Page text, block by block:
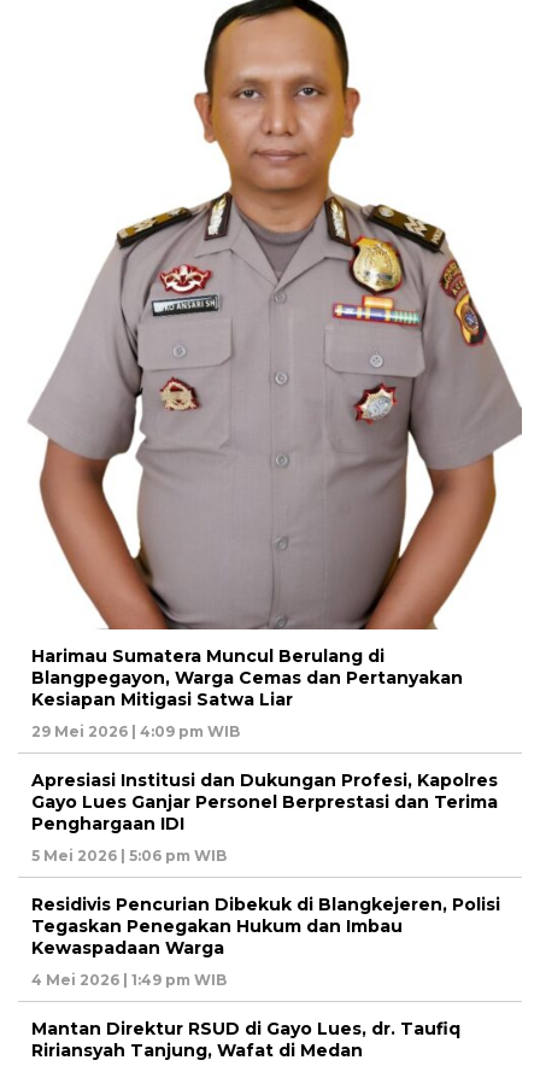
Harimau Sumatera Muncul Berulang di
Blangpegayon, Warga Cemas dan Pertanyakan
Kesiapan Mitigasi Satwa Liar
29 Mei 2026 | 4:09 pm WIB
Apresiasi Institusi dan Dukungan Profesi, Kapolres
Gayo Lues Ganjar Personel Berprestasi dan Terima
Penghargaan IDI
5 Mei 2026 | 5:06 pm WIB
Residivis Pencurian Dibekuk di Blangkejeren, Polisi
Tegaskan Penegakan Hukum dan Imbau
Kewaspadaan Warga
4 Mei 2026 | 1:49 pm WIB
Mantan Direktur RSUD di Gayo Lues, dr. Taufiq
Ririansyah Tanjung, Wafat di Medan